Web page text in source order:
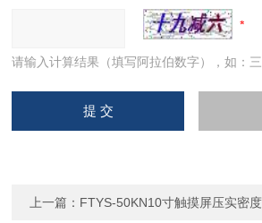
请输入计算结果（填写阿拉伯数字），如：
上一篇： FTYS-50KN10寸触摸屏压实密